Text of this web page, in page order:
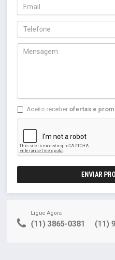
Aceito receber ofertas e
ENVIAR
Ligue Agora
(11) 3865-0381 (11)